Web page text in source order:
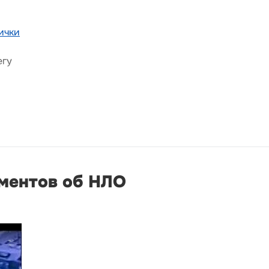
об НЛО